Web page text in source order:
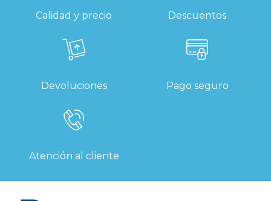
Calidad y precio Descuentos
Devoluciones Pago seguro
Atención al cliente